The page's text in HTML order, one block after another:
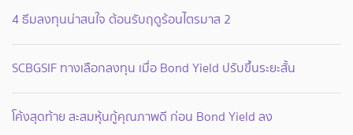
4 ธีมลงทุนน่าสนใจ ต้อนรับฤดูร้อนไตรมาส 2
SCBGSIF ทางเลือกลงทุน เมื่อ Bond Yield ปรับขึ้นระยะสั้น
โค้งสุดท้าย สะสมหุ้นกู้คุณภาพดี ก่อน Bond Yield ลง